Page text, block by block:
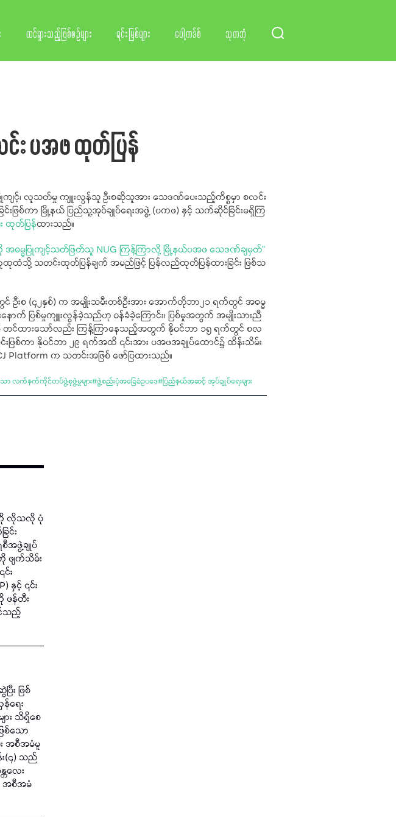
ထင်ရှားသည့်ဖြစ်စဉ်များ ရင်းမြစ်များ ပေါ့ကဒ်စ် သုတဘုံ
း ပအဖ ထုတ်ပြန်
ပြုကျင့်၊ လူသတ်မှု ကျူးလွန်သူ ဦးစဆိုသူအား သေဒဏ်ပေးသည့်ကိစ္စမှာ စလင်း
းဖြစ်ကာ မြို့နယ် ပြည်သူ့အုပ်ချုပ်ရေးအဖွဲ့ (ပကဖ) နှင့် သက်ဆိုင်ခြင်းမရှိကြ
တ်ပြန်ထားသည်။
အဓမ္မပြုကျင့်သတ်ဖြတ်သူ NUG ကြန့်ကြာလို့ မြို့နယ်ပအဖ သေဒဏ်ချမှတ်"
သို့ သတင်းထုတ်ပြန်ချက် အမည်ဖြင့် ပြန်လည်ထုတ်ပြန်ထားခြင်း ဖြစ်သ
တွင် ဦးစ (၄၂နှစ်) က အမျိုးသမီးတစ်ဦးအား အောက်တိုဘာ၂၁ ရက်တွင် အဓမ္မ
ာက် ပြစ်မှုကျူးလွန်ခဲ့သည်ဟု ဝန်ခံခဲ့ကြောင်း၊ ပြစ်မှုအတွက် အမျိုးသားညီ
န် တင်ထားသော်လည်း ကြန့်ကြာနေသည့်အတွက် နိုဝင်ဘာ ၁၅ ရက်တွင် စလ
ြစ်ကာ နိုဝင်ဘာ ၂၉ ရက်အထိ ၎င်းအား ပအဖအချုပ်ထောင်၌ ထိန်းသိမ်း
Platform က သတင်းအဖြစ် ဖော်ပြထားသည်။
ော လက်နက်ကိုင်တပ်ဖွဲ့စုဖွဲ့မှုများ#ဖွဲ့စည်းပုံအခြေခံဥပဒေ#ပြည်နယ်အဆင့် အုပ်ချုပ်ရေးများ
ကို လိုသလို ပုံ
င်း
အဖွဲ့ချုပ်
ဖျက်သိမ်း
း
နှင့် ၎င်း
ဖန်တီး
င်သည့်
း ဖြစ်
ရေး
ား သိရှိစေ
စ်သော
း အစီအမံမူ
း(၄) သည်
လေး
) အစီအမံ